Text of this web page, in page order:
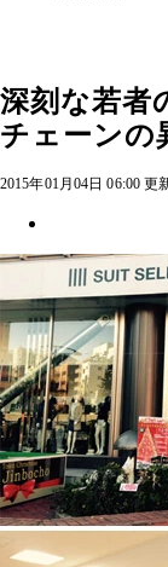
深刻な若者
チェーンの
2015年01月04日 06:00 更